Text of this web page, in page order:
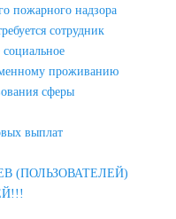
пожарного надзора
сотрудник
проживанию
сферы
выплат
(ПОЛЬЗОВАТЕЛЕЙ)